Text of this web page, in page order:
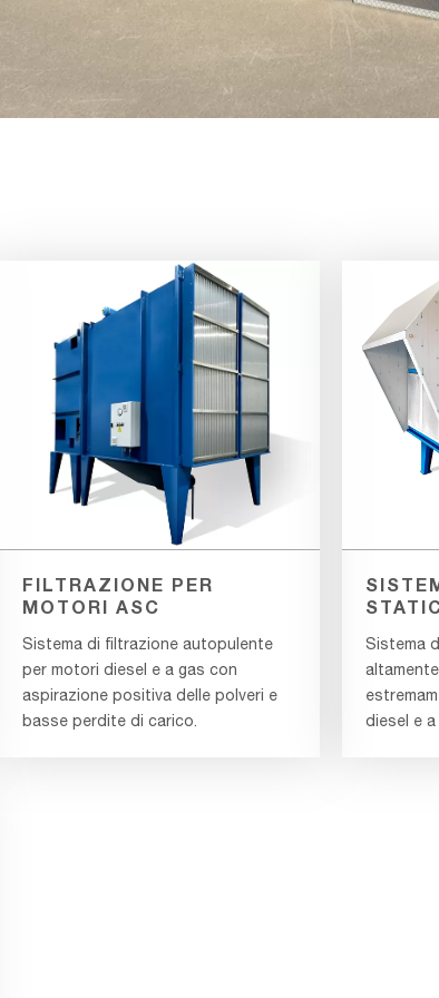
FILTRAZIONE PER
MOTORI ASC
Sistema di filtrazione autopulente
per motori diesel e a gas con
aspirazione positiva delle polveri e
basse perdite di carico.
Sistema
diesel e a